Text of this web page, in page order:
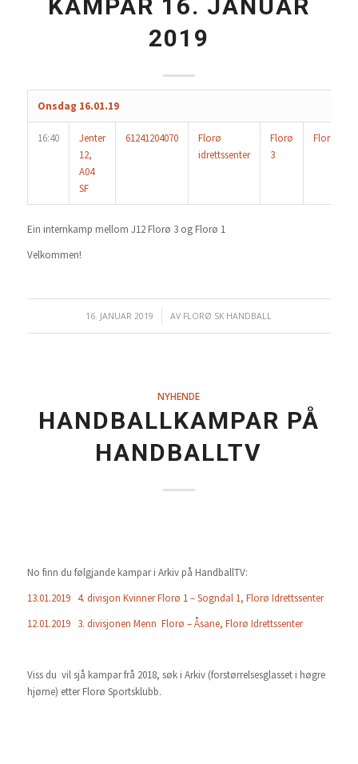
KAMPAR 16. JANUAR
2019
Onsdag 16.01.19
16:40
Jenter
12,
A04
SF
61241204070
Florø
idrettssenter
Florø
3
Florø
Ein internkamp mellom J12 Florø 3 og Florø 1
Velkommen!
16. JANUAR 2019
/ AV FLORØ SK HANDBALL
NYHENDE
HANDBALLKAMPAR PÅ
HANDBALLTV
No finn du følgjande kampar i Arkiv på HandballTV:
13.01.2019 4. divisjon Kvinner Florø 1 – Sogndal 1, Florø Idrettssenter
12.01.2019 3. divisjonen Menn Florø – Åsane, Florø Idrettssenter
Viss du vil sjå kampar frå 2018, søk i Arkiv (forstørrelsesglasset i høgre
hjørne) etter Florø Sportsklubb.